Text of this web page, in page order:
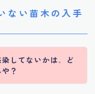
ない苗木の入手
してないかは、
ど
？